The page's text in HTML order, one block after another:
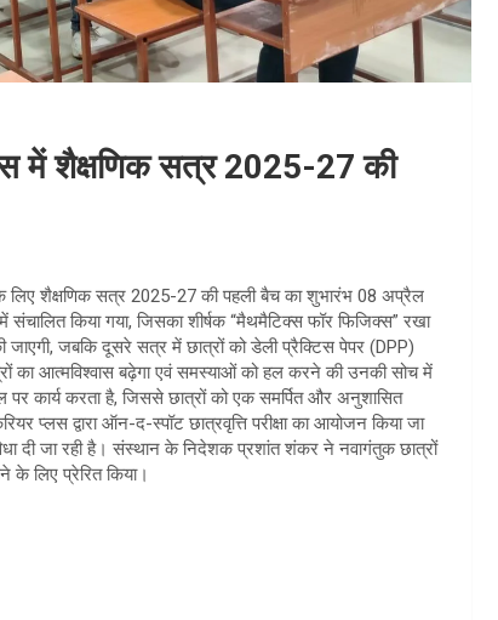
में शैक्षणिक सत्र 2025-27 की
लिए शैक्षणिक सत्र 2025-27 की पहली बैच का शुभारंभ 08 अप्रैल
किया गया, जिसका शीर्षक “मैथमैटिक्स फॉर फिजिक्स” रखा
जाएगी, जबकि दूसरे सत्र में छात्रों को डेली प्रैक्टिस पेपर (DPP)
का आत्मविश्वास बढ़ेगा एवं समस्याओं को हल करने की उनकी सोच में
पर कार्य करता है, जिससे छात्रों को एक समर्पित और अनुशासित
प्लस द्वारा ऑन-द-स्पॉट छात्रवृत्ति परीक्षा का आयोजन किया जा
दी जा रही है। संस्थान के निदेशक प्रशांत शंकर ने नवागंतुक छात्रों
लिए प्रेरित किया।